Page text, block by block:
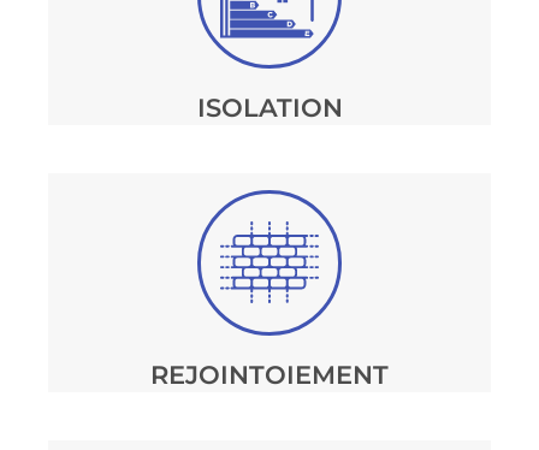
ISOLATION
REJOINTOIEMENT